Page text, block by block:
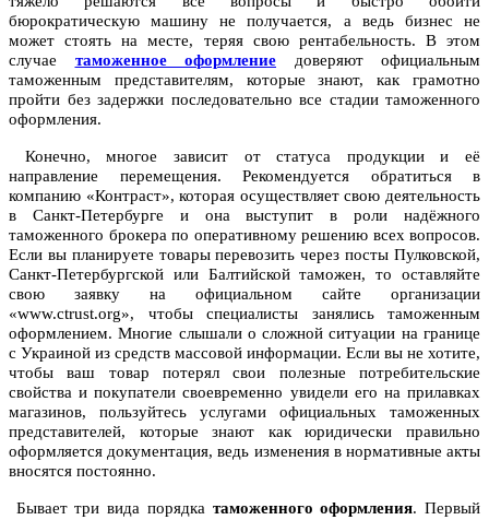
бюрократическую машину не получается, а ведь бизнес не
может стоять на месте, теряя свою рентабельность. В этом
случае таможенное оформление доверяют официальным
таможенным представителям, которые знают, как грамотно
пройти без задержки последовательно все стадии таможенного
оформления.
Конечно, многое зависит от статуса продукции и её
направление перемещения. Рекомендуется обратиться в
компанию «Контраст», которая осуществляет свою деятельность
в Санкт-Петербурге и она выступит в роли надёжного
таможенного брокера по оперативному решению всех вопросов.
Если вы планируете товары перевозить через посты Пулковской,
Санкт-Петербургской или Балтийской таможен, то оставляйте
свою заявку на официальном сайте организации
«www.ctrust.org», чтобы специалисты занялись таможенным
оформлением. Многие слышали о сложной ситуации на границе
с Украиной из средств массовой информации. Если вы не хотите,
чтобы ваш товар потерял свои полезные потребительские
свойства и покупатели своевременно увидели его на прилавках
магазинов, пользуйтесь услугами официальных таможенных
представителей, которые знают как юридически правильно
оформляется документация, ведь изменения в нормативные акты
вносятся постоянно.
Бывает три вида порядка таможенного оформления. Первый